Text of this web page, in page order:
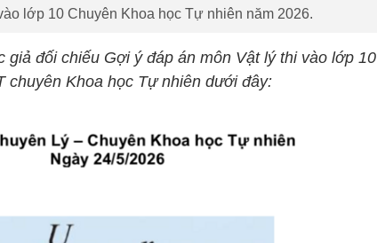
lớp 10 Chuyên Khoa học Tự nhiên năm 2026.
giả đối chiếu Gợi ý đáp án môn Vật lý thi vào lớp 10
chuyên Khoa học Tự nhiên dưới đây: